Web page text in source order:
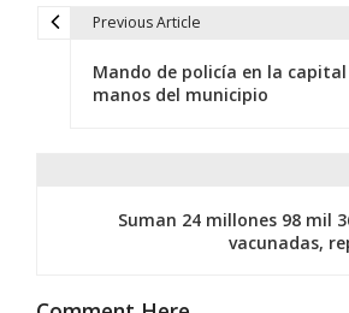
c
Previous Article
Mando de policía en la capital
manos del municipio
Suman 24 millones 98 mil
vacunadas,